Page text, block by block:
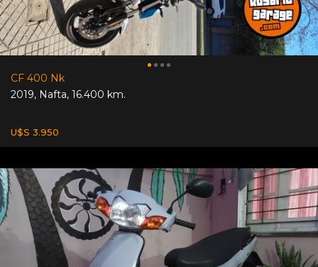
CF 400 Nk
2019, Nafta, 16.400 km.
U$S 3.950